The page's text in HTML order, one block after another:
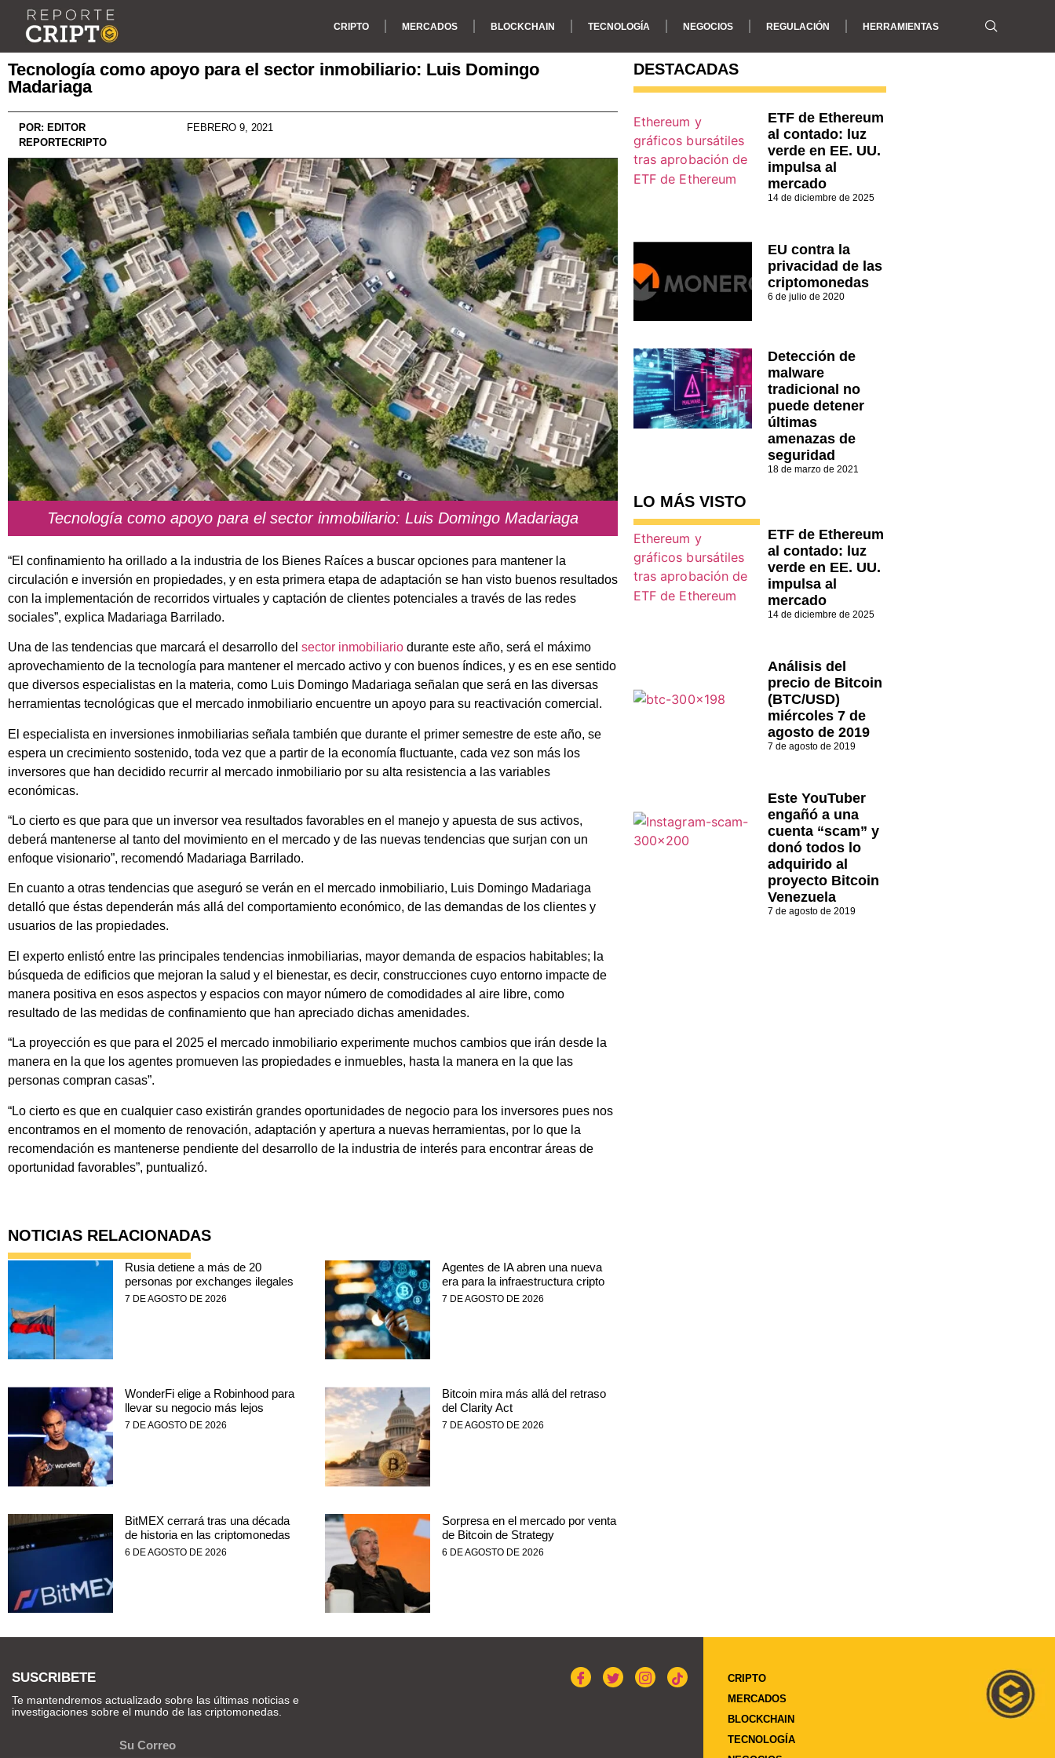
CRIPTO MERCADOS BLOCKCHAIN TECNOLOGÍA NEGOCIOS REGULACIÓN HERRAMIENTAS
Tecnología como apoyo para el sector inmobiliario: Luis Domingo
Madariaga
POR: EDITOR
REPORTECRIPTO
FEBRERO 9, 2021
Tecnología como apoyo para el sector inmobiliario: Luis Domingo Madariaga
“El confinamiento ha orillado a la industria de los Bienes Raíces a buscar opciones para mantener la
circulación e inversión en propiedades, y en esta primera etapa de adaptación se han visto buenos resultados
con la implementación de recorridos virtuales y captación de clientes potenciales a través de las redes
sociales”, explica Madariaga Barrilado.
Una de las tendencias que marcará el desarrollo del sector inmobiliario durante este año, será el máximo
aprovechamiento de la tecnología para mantener el mercado activo y con buenos índices, y es en ese sentido
que diversos especialistas en la materia, como Luis Domingo Madariaga señalan que será en las diversas
herramientas tecnológicas que el mercado inmobiliario encuentre un apoyo para su reactivación comercial.
El especialista en inversiones inmobiliarias señala también que durante el primer semestre de este año, se
espera un crecimiento sostenido, toda vez que a partir de la economía fluctuante, cada vez son más los
inversores que han decidido recurrir al mercado inmobiliario por su alta resistencia a las variables
económicas.
“Lo cierto es que para que un inversor vea resultados favorables en el manejo y apuesta de sus activos,
deberá mantenerse al tanto del movimiento en el mercado y de las nuevas tendencias que surjan con un
enfoque visionario”, recomendó Madariaga Barrilado.
En cuanto a otras tendencias que aseguró se verán en el mercado inmobiliario, Luis Domingo Madariaga
detalló que éstas dependerán más allá del comportamiento económico, de las demandas de los clientes y
usuarios de las propiedades.
El experto enlistó entre las principales tendencias inmobiliarias, mayor demanda de espacios habitables; la
búsqueda de edificios que mejoran la salud y el bienestar, es decir, construcciones cuyo entorno impacte de
manera positiva en esos aspectos y espacios con mayor número de comodidades al aire libre, como
resultado de las medidas de confinamiento que han apreciado dichas amenidades.
“La proyección es que para el 2025 el mercado inmobiliario experimente muchos cambios que irán desde la
manera en la que los agentes promueven las propiedades e inmuebles, hasta la manera en la que las
personas compran casas”.
“Lo cierto es que en cualquier caso existirán grandes oportunidades de negocio para los inversores pues nos
encontramos en el momento de renovación, adaptación y apertura a nuevas herramientas, por lo que la
recomendación es mantenerse pendiente del desarrollo de la industria de interés para encontrar áreas de
oportunidad favorables”, puntualizó.
NOTICIAS RELACIONADAS
Rusia detiene a más de 20
personas por exchanges ilegales
7 DE AGOSTO DE 2026
Agentes de IA abren una nueva
era para la infraestructura cripto
7 DE AGOSTO DE 2026
WonderFi elige a Robinhood para
llevar su negocio más lejos
7 DE AGOSTO DE 2026
Bitcoin mira más allá del retraso
del Clarity Act
7 DE AGOSTO DE 2026
BitMEX cerrará tras una década
de historia en las criptomonedas
6 DE AGOSTO DE 2026
Sorpresa en el mercado por venta
de Bitcoin de Strategy
6 DE AGOSTO DE 2026
DESTACADAS
ETF de Ethereum
al contado: luz
verde en EE. UU.
impulsa al
mercado
14 de diciembre de 2025
EU contra la
privacidad de las
criptomonedas
6 de julio de 2020
Detección de
malware
tradicional no
puede detener
últimas
amenazas de
seguridad
18 de marzo de 2021
LO MÁS VISTO
ETF de Ethereum
al contado: luz
verde en EE. UU.
impulsa al
mercado
14 de diciembre de 2025
Análisis del
precio de Bitcoin
(BTC/USD)
miércoles 7 de
agosto de 2019
7 de agosto de 2019
Este YouTuber
engañó a una
cuenta “scam” y
donó todos lo
adquirido al
proyecto Bitcoin
Venezuela
7 de agosto de 2019
SUSCRIBETE
Te mantendremos actualizado sobre las últimas noticias e
investigaciones sobre el mundo de las criptomonedas.
CRIPTO
MERCADOS
BLOCKCHAIN
TECNOLOGÍA